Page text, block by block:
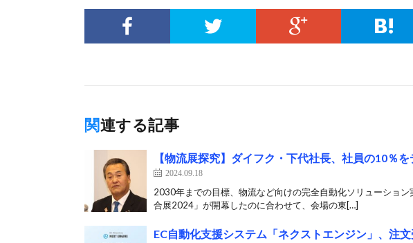
関連する記事
【物流展探究】ダイフク・下代社長、社員の10％
2024.09.18
2030年までの目標、物流など向けの完全自動化ソリューショ
合展2024」が開幕したのに合わせて、会場の東[…]
EC自動化支援システム「ネクストエンジン」、注